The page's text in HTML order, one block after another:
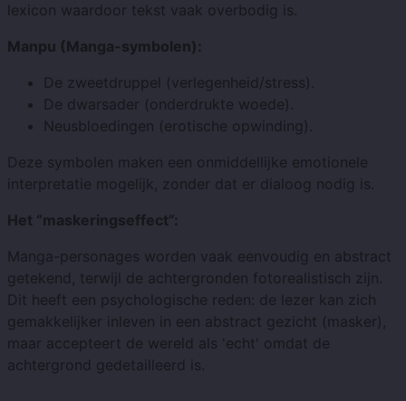
lexicon waardoor tekst vaak overbodig is.
Manpu (Manga-symbolen):
De zweetdruppel (verlegenheid/stress).
De dwarsader (onderdrukte woede).
Neusbloedingen (erotische opwinding).
Deze symbolen maken een onmiddellijke emotionele
interpretatie mogelijk, zonder dat er dialoog nodig is.
Het “maskeringseffect”:
Manga-personages worden vaak eenvoudig en abstract
getekend, terwijl de achtergronden fotorealistisch zijn.
Dit heeft een psychologische reden: de lezer kan zich
gemakkelijker inleven in een abstract gezicht (masker),
maar accepteert de wereld als 'echt' omdat de
achtergrond gedetailleerd is.